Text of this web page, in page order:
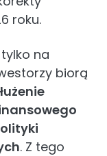
roku.
na
biorą
. Z tego